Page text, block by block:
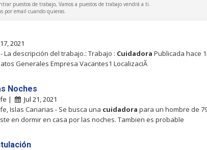
puestos de trabajo, Vamos a puestos de trabajo vendrá a ti.
por email cuando quieras.
2021
La descripción del trabajo.: Trabajo : Cuidadora Publicada hace
Generales Empresa Vacantes1 LocalizaciÃ
Noches
|
Jul 21, 2021
Islas Canarias - Se busca una cuidadora para un hombre de
en dormir en casa por las noches. Tambien es probable